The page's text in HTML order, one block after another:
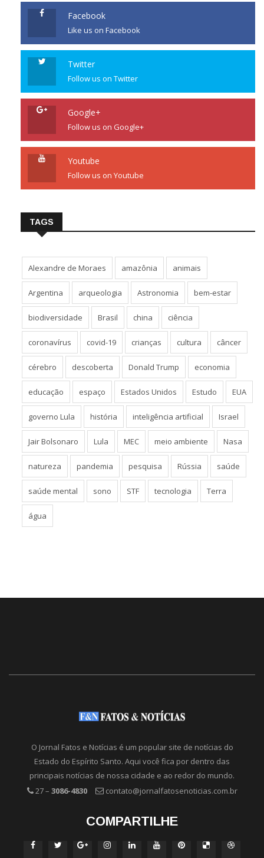
Facebook
Like us on Facebook
Twitter
Follow us on Twitter
Google+
Follow us on Google+
Youtube
Follow us on Youtube
TAGS
Alexandre de Moraes amazônia animais
Argentina arqueologia Astronomia bem-estar
biodiversidade Brasil china ciência
coronavírus covid-19 crianças cultura câncer
cérebro descoberta Donald Trump economia
educação espaço Estados Unidos Estudo EUA
governo Lula história inteligência artificial Israel
Jair Bolsonaro Lula MEC meio ambiente Nasa
natureza pandemia pesquisa Rússia saúde
saúde mental sono STF tecnologia Terra
água
O Jornal Fatos e Notícias é um popular site de notícias do
Estado do Espírito Santo. Aqui você fica por dentro das
principais notícias de nossa cidade e ao redor do mundo.
27 – 3086-4830 contato@jornalfatosenoticias.com.br
COMPARTILHE